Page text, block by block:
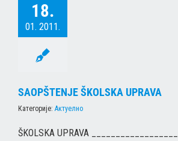
18.
01. 2011.
SAOPŠTENJE ŠKOLSKA UPRAVA
Категорије: Актуелно
ŠKOLSKA UPRAVA ___________________